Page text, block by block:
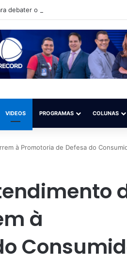
debater o aperfeiçoamento da
VIDEOS PROGRAMAS COLUNAS
à Promotoria de Defesa do
à